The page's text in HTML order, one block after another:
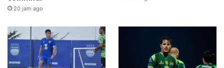
20 jam ago